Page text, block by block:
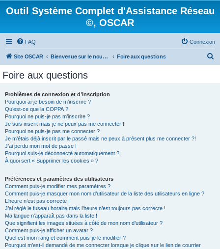
Outil Système Complet d'Assistance Réseau
©, OSCAR
FAQ Connexion
Site OSCAR Bienvenue sur le nouveau forum OSCAR Foire aux questions
Foire aux questions
Problèmes de connexion et d’inscription
Pourquoi ai-je besoin de m’inscrire ?
Qu’est-ce que la COPPA ?
Pourquoi ne puis-je pas m’inscrire ?
Je suis inscrit mais je ne peux pas me connecter !
Pourquoi ne puis-je pas me connecter ?
Je m’étais déjà inscrit par le passé mais ne peux à présent plus me connecter ?!
J’ai perdu mon mot de passe !
Pourquoi suis-je déconnecté automatiquement ?
À quoi sert « Supprimer les cookies » ?
Préférences et paramètres des utilisateurs
Comment puis-je modifier mes paramètres ?
Comment puis-je masquer mon nom d’utilisateur de la liste des utilisateurs en ligne ?
L’heure n’est pas correcte !
J’ai réglé le fuseau horaire mais l’heure n’est toujours pas correcte !
Ma langue n’apparaît pas dans la liste !
Que signifient les images situées à côté de mon nom d’utilisateur ?
Comment puis-je afficher un avatar ?
Quel est mon rang et comment puis-je le modifier ?
Pourquoi m’est-il demandé de me connecter lorsque je clique sur le lien de courrier